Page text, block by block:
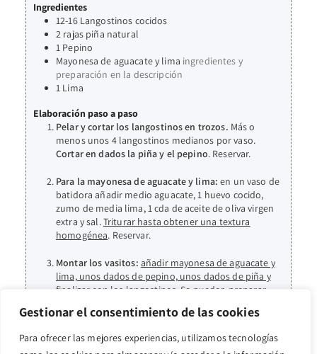
Gestionar el consentimiento de las cookies
Para ofrecer las mejores experiencias, utilizamos tecnologías
Ingredientes
12-16 Langostinos cocidos
2 rajas piña natural
1 Pepino
Mayonesa de aguacate y lima ingredientes y
preparación en la descripción
1 Lima
Elaboración paso a paso
Pelar y cortar los langostinos en trozos. Más o
menos unos 4 langostinos medianos por vaso.
Cortar en dados la piña y el pepino. Reservar.
Para la mayonesa de aguacate y lima: en un vaso de
batidora añadir medio aguacate, 1 huevo cocido,
zumo de media lima, 1 cda de aceite de oliva virgen
extra y sal.Triturar hasta obtener una textura
homogénea. Reservar.
Montar los vasitos: añadir mayonesa de aguacate y
lima, unos dados de pepino, unos dados de piña y
finalizar con los langostinos. Se pueden preparar